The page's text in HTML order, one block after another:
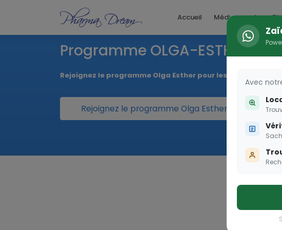
Accueil Médicaments
Programme OLGA-ESTHER
Rejoignez le programme Olga Esther pour les femmes
Rejoignez le programme Olga Esther pour les
Avec